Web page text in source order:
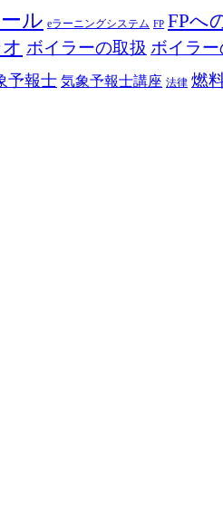
ル eラーニングシステム FP FPへ
ボイラーの取扱 ボイラ
予報士 気象予報士講座 法律 燃